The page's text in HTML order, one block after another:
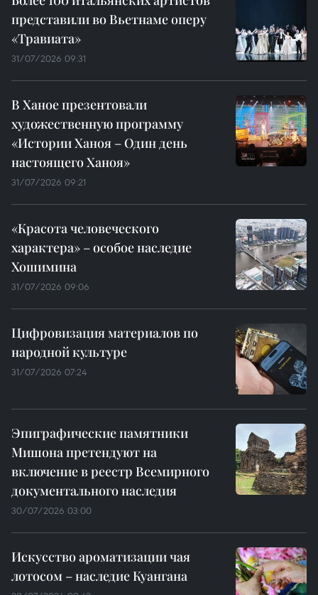
представили во Вьетнаме оперу
«Травиата»
31/07/2026 09:31
В Ханое презентовали
художественную программу
«Истории Ханоя – Один день
настоящего Ханоя»
31/07/2026 09:21
«Красота человеческого
характера» – особое наследие
Хошимина
31/07/2026 09:06
Цифровизация материалов по
народной культуре
31/07/2026 07:24
Эпиграфические памятники
Мишона претендуют на
включение в реестр Всемирного
документального наследия
30/07/2026 03:00
Искусство ароматизации чая
лотосом – наследие Куангана